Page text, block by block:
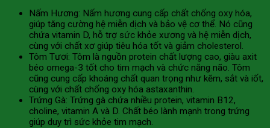
Nấm Hương: Nấm hương cung cấp chất chống oxy hóa,
giúp tăng cường hệ miễn dịch và bảo vệ cơ thể. Nó cũng
chứa vitamin D, hỗ trợ sức khỏe xương và hệ miễn dịch,
cùng với chất xơ giúp tiêu hóa tốt và giảm cholesterol.
Tôm Tươi: Tôm là nguồn protein chất lượng cao, giàu axit
béo omega-3 tốt cho tim mạch và chức năng não. Tôm
cũng cung cấp khoáng chất quan trọng như kẽm, sắt và iốt,
cùng với chất chống oxy hóa astaxanthin.
Trứng Gà: Trứng gà chứa nhiều protein, vitamin B12,
choline, vitamin A và D. Chất béo lành mạnh trong trứng
giúp duy trì sức khỏe tim mạch.